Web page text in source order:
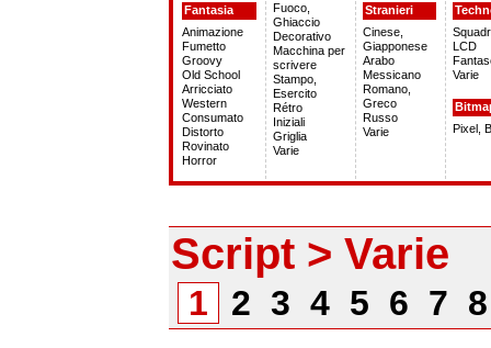
Fantasia
Animazione
Fumetto
Groovy
Old School
Arricciato
Western
Consumato
Distorto
Rovinato
Horror
Fuoco,
Ghiaccio
Decorativo
Macchina per
scrivere
Stampo,
Esercito
Rétro
Iniziali
Griglia
Varie
Stranieri
Cinese,
Giapponese
Arabo
Messicano
Romano,
Greco
Russo
Varie
LCD
Varie
Pixel,
Script > Varie
1 2 3 4 5 6 7